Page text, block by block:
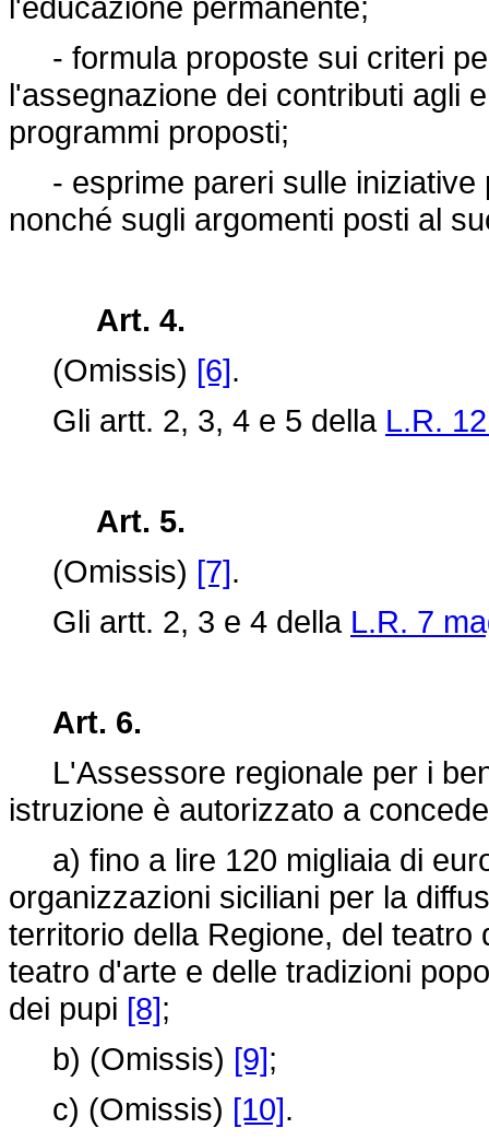
- formula proposte sui criteri
l'assegnazione dei contributi agli
programmi proposti;
- esprime pareri sulle iniziative
nonché sugli argomenti posti al
Art. 4.
(Omissis) [6].
Gli artt. 2, 3, 4 e 5 della L.R.
Art. 5.
(Omissis) [7].
Gli artt. 2, 3 e 4 della L.R. 7
Art. 6.
L'Assessore regionale per i
istruzione è autorizzato a
a) fino a lire 120 migliaia di
organizzazioni siciliani per la
territorio della Regione, del
teatro d'arte e delle tradizioni
dei pupi [8];
b) (Omissis) [9];
c) (Omissis) [10].